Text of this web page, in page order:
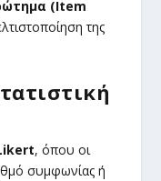
(Item
της
, όπου οι
συμφωνίας ή